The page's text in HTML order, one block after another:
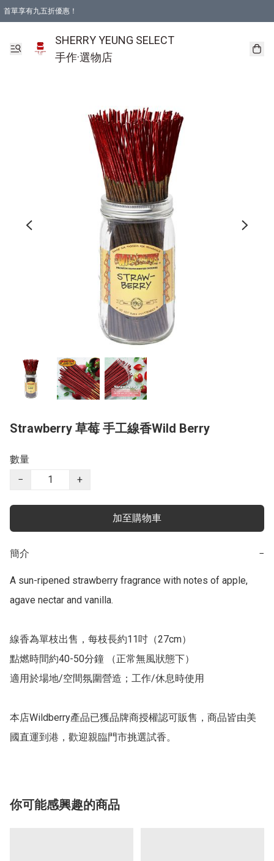
首單享有九五折優惠！
SHERRY YEUNG SELECT
手作·選物店
Strawberry 草莓 手工線香Wild Berry
數量
−
+
加至購物車
簡介 −
A sun-ripened strawberry fragrance with notes of apple,
agave nectar and vanilla.
線香為單枝出售，每枝長約11吋（27cm）
點燃時間約40-50分鐘 （正常無風狀態下）
適用於場地/空間氛圍營造；工作/休息時使用
本店Wildberry產品已獲品牌商授權認可販售，商品皆由美
國直運到港，歡迎親臨門市挑選試香。
你可能感興趣的商品